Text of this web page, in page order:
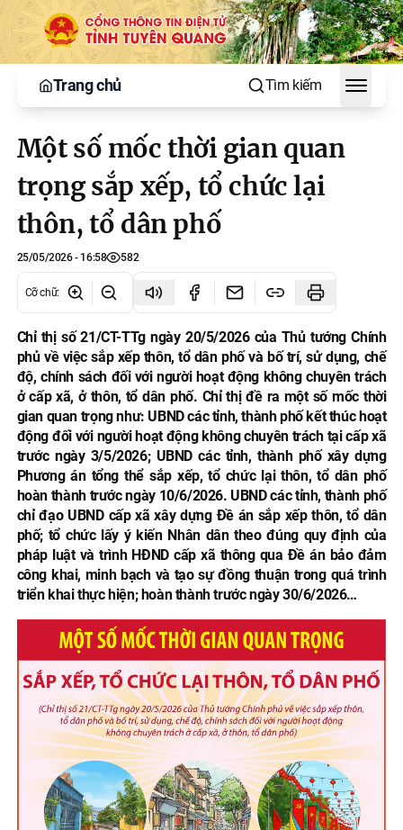
Trang chủ Tìm kiếm
Toggle
Một số mốc thời gian quan
trọng sắp xếp, tổ chức lại
thôn, tổ dân phố
25/05/2026 - 16:58 582
Cỡ chữ:
Chỉ thị số 21/CT-TTg ngày 20/5/2026 của Thủ tướng Chính
phủ về việc sắp xếp thôn, tổ dân phố và bố trí, sử dụng, chế
độ, chính sách đối với người hoạt động không chuyên trách
ở cấp xã, ở thôn, tổ dân phố. Chỉ thị đề ra một số mốc thời
gian quan trọng như: UBND các tỉnh, thành phố kết thúc hoạt
động đối với người hoạt động không chuyên trách tại cấp xã
trước ngày 3/5/2026; UBND các tỉnh, thành phố xây dựng
Phương án tổng thể sắp xếp, tổ chức lại thôn, tổ dân phố
hoàn thành trước ngày 10/6/2026. UBND các tỉnh, thành phố
chỉ đạo UBND cấp xã xây dựng Đề án sắp xếp thôn, tổ dân
phố; tổ chức lấy ý kiến Nhân dân theo đúng quy định của
pháp luật và trình HĐND cấp xã thông qua Đề án bảo đảm
công khai, minh bạch và tạo sự đồng thuận trong quá trình
triển khai thực hiện; hoàn thành trước ngày 30/6/2026…